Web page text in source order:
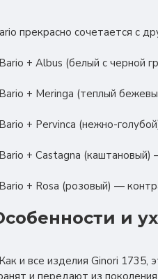
прекрасно сочетается с
+ Albus (белый с черной
+ Meringa (теплый
+ Pervinca (нежно-
+ Castagna (каштановый)
+ Rosa (розовый) —
и
и все изделия Ginori
и передают из